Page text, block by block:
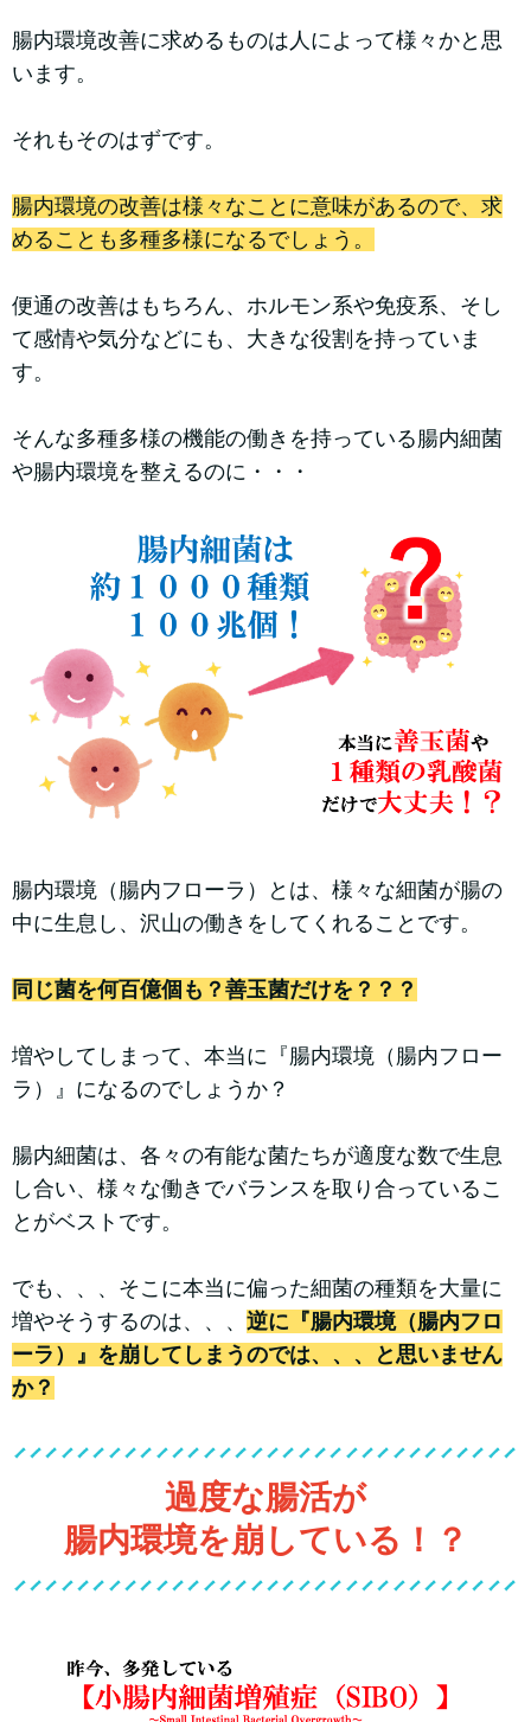
腸内環境改善に求めるものは人によって様々かと思
います。
それもそのはずです。
腸内環境の改善は様々なことに意味があるので、求
めることも多種多様になるでしょう。
便通の改善はもちろん、ホルモン系や免疫系、そし
て感情や気分などにも、大きな役割を持っていま
す。
そんな多種多様の機能の働きを持っている腸内細菌
や腸内環境を整えるのに・・・
腸内環境（腸内フローラ）とは、様々な細菌が腸の
中に生息し、沢山の働きをしてくれることです。
同じ菌を何百億個も？善玉菌だけを？？？
増やしてしまって、本当に『腸内環境（腸内フロー
ラ）』になるのでしょうか？
腸内細菌は、各々の有能な菌たちが適度な数で生息
し合い、様々な働きでバランスを取り合っているこ
とがベストです。
でも、、、そこに本当に偏った細菌の種類を大量に
増やそうするのは、、、 逆に『腸内環境（腸内フロ
ーラ）』を崩してしまうのでは、、、と思いません
か？
過度な腸活が
腸内環境を崩している！？